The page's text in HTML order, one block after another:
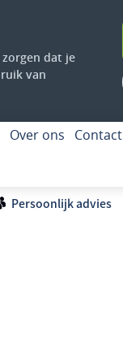
dat je
van
Over ons
Contact
Persoonlijk advies